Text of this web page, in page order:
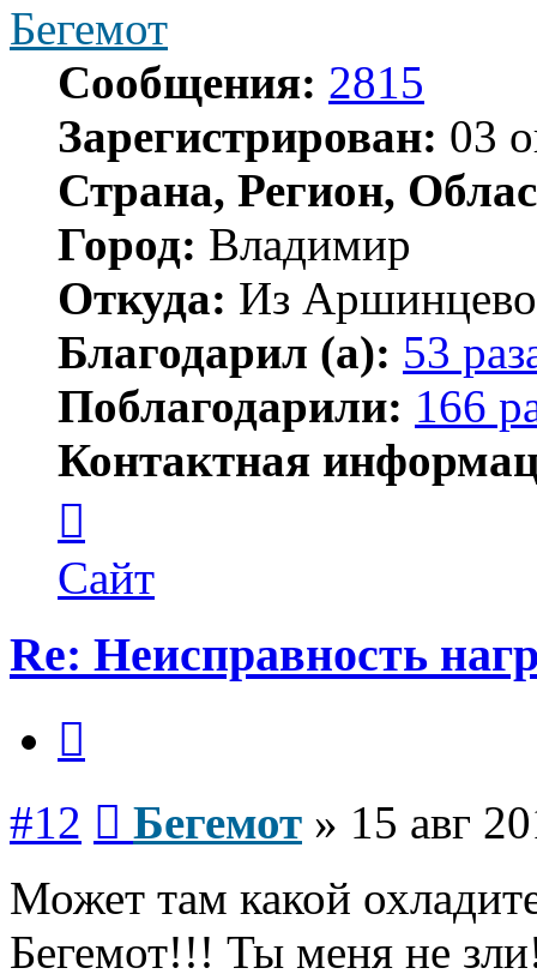
Бегемот
Сообщения: 2815
Зарегистрирован: 03
Страна, Регион,
Город: Владимир
Откуда: Из
Благодарил (а): 53
Поблагодарили: 166
Контактная
пользователя
Бегемот
Сайт
Re: Неисправность
#12 Бегемот » 15 авг
Может там какой
Бегемот!!! Ты меня не